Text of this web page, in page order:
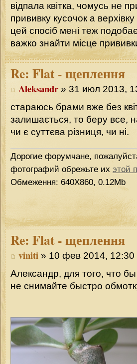
відпала квітка, чомусь не
прививку кусочок а
цей спосіб мені теж
важко знайти місце
Re: Flat - щеплення
Aleksandr » 31 июл 2013,
стараюсь брами вже без
залишається, то беру все,
чи є суттєва різниця, чи ні.
Дорогие форумчане,
фотографий обрежьте их этой
Обмеження: 640Х860, 0.12Mb
Re: Flat - щеплення
viniti » 10 фев 2014, 12:30
Александр, для того, что
не снимайте быстро